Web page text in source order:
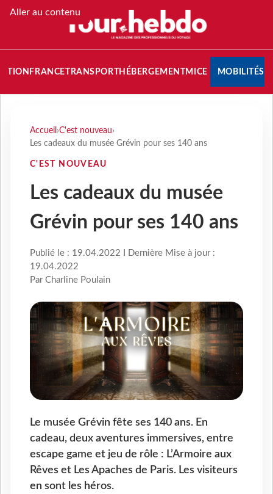
Aller au contenu
FRANCETRANSPORT HÉBERGEMENTMICE MOBILITÉS
Accueil ›C'est nouveau›
Les cadeaux du musée Grévin pour ses 140 ans
C'EST NOUVEAU
Les cadeaux du musée
Grévin pour ses 140 ans
Publié le : 19.04.2022 I Dernière Mise à jour :
19.04.2022
Par Charline Poulain
Le musée Grévin fête ses 140 ans. En
cadeau, deux aventures immersives, entre
escape game et jeu de rôle : L’Armoire aux
Rêves et Les Apaches de Paris. Les visiteurs
en sont les héros.